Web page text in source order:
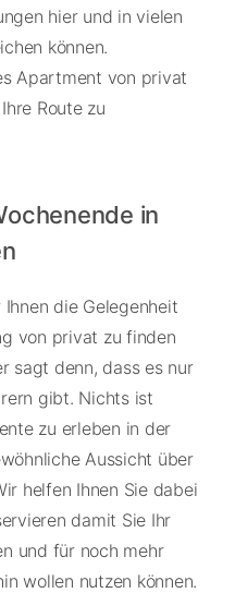
hier und in vielen
können.
Apartment von privat
Route zu
in
die Gelegenheit
von privat zu finden
sagt denn, dass es nur
gibt. Nichts ist
zu erleben in der
Aussicht über
helfen Ihnen Sie dabei
damit Sie Ihr
und für noch mehr
wollen nutzen können.